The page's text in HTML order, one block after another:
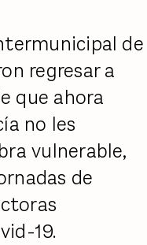
de
regresar a
que ahora
no les
vulnerable,
de
19.